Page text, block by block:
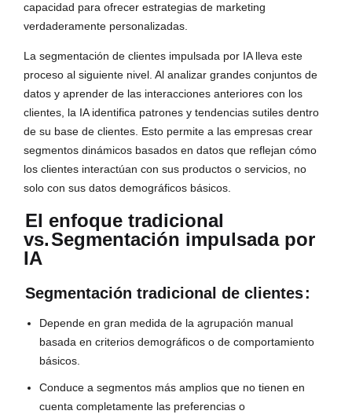
capacidad para ofrecer estrategias de marketing
verdaderamente personalizadas.
La segmentación de clientes impulsada por IA lleva este
proceso al siguiente nivel. Al analizar grandes conjuntos de
datos y aprender de las interacciones anteriores con los
clientes, la IA identifica patrones y tendencias sutiles dentro
de su base de clientes. Esto permite a las empresas crear
segmentos dinámicos basados en datos que reflejan cómo
los clientes interactúan con sus productos o servicios, no
solo con sus datos demográficos básicos.
El enfoque tradicional
vs.Segmentación impulsada por
IA
Segmentación tradicional de clientes:
Depende en gran medida de la agrupación manual
basada en criterios demográficos o de comportamiento
básicos.
Conduce a segmentos más amplios que no tienen en
cuenta completamente las preferencias o